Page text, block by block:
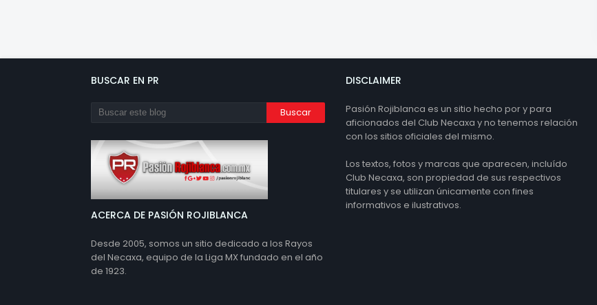
BUSCAR EN PR
ACERCA DE PASIÓN ROJIBLANCA
Desde 2005, somos un sitio dedicado a los Rayos
del Necaxa, equipo de la Liga MX fundado en el año
de 1923.
DISCLAIMER
Pasión Rojiblanca es un sitio hecho por y para
aficionados del Club Necaxa y no tenemos relación
con los sitios oficiales del mismo.
Los textos, fotos y marcas que aparecen, incluído
Club Necaxa, son propiedad de sus respectivos
titulares y se utilizan únicamente con fines
informativos e ilustrativos.